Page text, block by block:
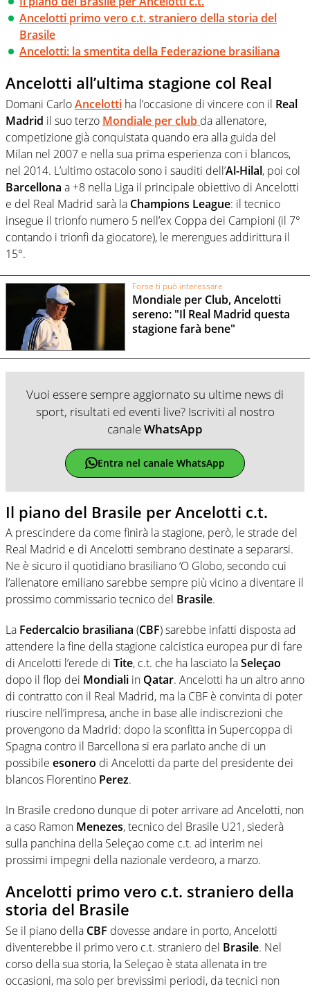
Ancelotti primo vero c.t. straniero della storia del
Brasile
Ancelotti: la smentita della Federazione brasiliana
Ancelotti all’ultima stagione col Real
Domani CarloAncelotti ha l’occasione di vincere con il Real
Madrid il suo terzo Mondiale per club da allenatore,
competizione già conquistata quando era alla guida del
Milan nel 2007 e nella sua prima esperienza con i blancos,
nel 2014. L’ultimo ostacolo sono i sauditi dell’Al-Hilal, poi col
Barcellona a +8 nella Liga il principale obiettivo di Ancelotti
e del Real Madrid sarà la Champions League: il tecnico
insegue il trionfo numero 5 nell’ex Coppa dei Campioni (il 7°
contando i trionfi da giocatore), le merengues addirittura il
15°.
Forse ti può interessare
Mondiale per Club, Ancelotti
sereno: "Il Real Madrid questa
stagione farà bene"
Vuoi essere sempre aggiornato su ultime news di
sport, risultati ed eventi live? Iscriviti al nostro
canaleWhatsApp
Entra nel canale WhatsApp
Il piano del Brasile per Ancelotti c.t.
A prescindere da come finirà la stagione, però, le strade del
Real Madrid e di Ancelotti sembrano destinate a separarsi.
Ne è sicuro il quotidiano brasiliano ‘O Globo, secondo cui
l’allenatore emiliano sarebbe sempre più vicino a diventare il
prossimo commissario tecnico del Brasile.
La Federcalcio brasiliana (CBF) sarebbe infatti disposta ad
attendere la fine della stagione calcistica europea pur di fare
di Ancelotti l’erede di Tite, c.t. che ha lasciato laSeleçao
dopo il flop dei Mondiali in Qatar. Ancelotti ha un altro anno
di contratto con il Real Madrid, ma la CBF è convinta di poter
riuscire nell’impresa, anche in base alle indiscrezioni che
provengono da Madrid: dopo la sconfitta in Supercoppa di
Spagna contro il Barcellona si era parlato anche di un
possibile esonero di Ancelotti da parte del presidente dei
blancos Florentino Perez.
In Brasile credono dunque di poter arrivare ad Ancelotti, non
a caso Ramon Menezes, tecnico del Brasile U21, siederà
sulla panchina della Seleçao come c.t. ad interim nei
prossimi impegni della nazionale verdeoro, a marzo.
Ancelotti primo vero c.t. straniero della
storia del Brasile
Se il piano della CBF dovesse andare in porto, Ancelotti
diventerebbe il primo vero c.t. straniero del Brasile. Nel
corso della sua storia, la Seleçao è stata allenata in tre
occasioni, ma solo per brevissimi periodi, da tecnici non